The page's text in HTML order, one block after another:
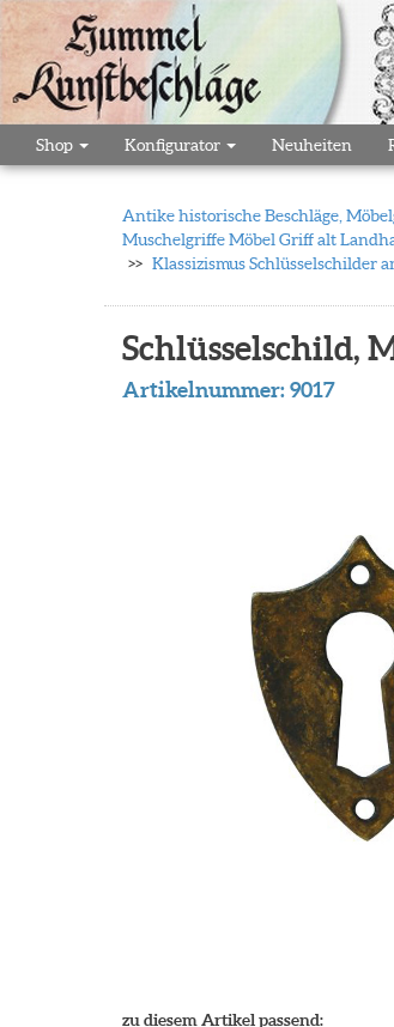
Shop Konfigurator Neuheiten
Antike historische Beschläge,
Muschelgriffe Möbel Griff alt
Klassizismus Schlüsselschilder
Schlüsselschild,
Artikelnummer:9017
zu diesem Artikel passend: